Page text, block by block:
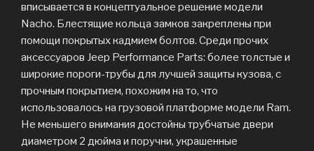
вписывается в концептуальное решение модели
Nacho. Блестящие кольца замков закреплены при
помощи покрытых кадмием болтов. Среди прочих
аксессуаров Jeep Performance Parts: более толстые и
широкие пороги-трубы для лучшей защиты кузова, с
прочным покрытием, похожим на то, что
использовалось на грузовой платформе модели Ram.
Не меньшего внимания достойны трубчатые двери
диаметром 2 дюйма и поручни, украшенные